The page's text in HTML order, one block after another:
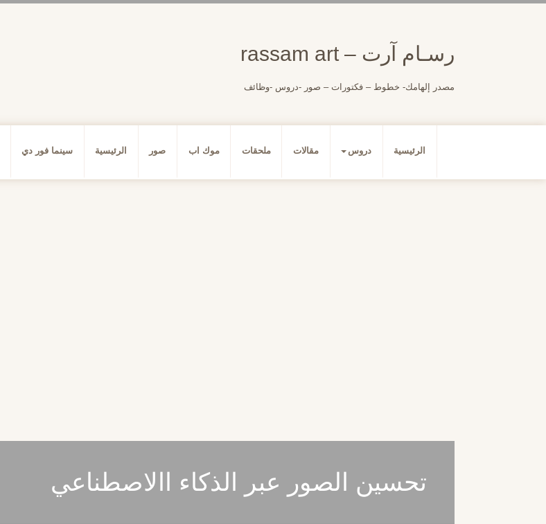
رسـام آرت – rassam art
مصدر إلهامك- خطوط – فكتورات – صور -دروس -وظائف
الرئيسية دروس مقالات ملحقات موك اب صور الرئيسية سينما فور دي
تحسين الصور عبر الذكاء االاصطناعي